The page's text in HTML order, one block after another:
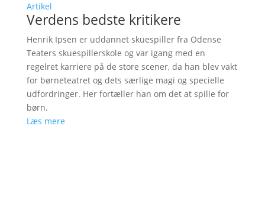
Artikel
Verdens bedste kritikere
Henrik Ipsen er uddannet skuespiller fra Odense
Teaters skuespillerskole og var igang med en
regelret karriere på de store scener, da han blev vakt
for børneteatret og dets særlige magi og specielle
udfordringer. Her fortæller han om det at spille for
børn.
Læs mere